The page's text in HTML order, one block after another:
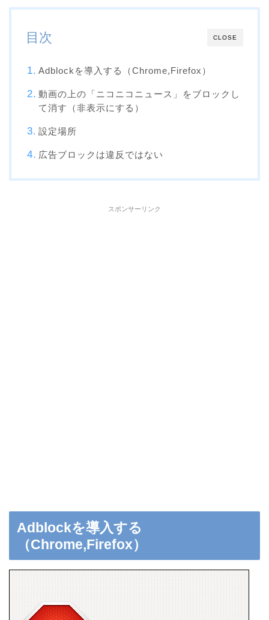
CLOSE
目次
Adblockを導入する（Chrome,Firefox）
動画の上の「ニコニコニュース」をブロックし
て消す（非表示にする）
設定場所
広告ブロックは違反ではない
スポンサーリンク
Adblockを導入する
（Chrome,Firefox）